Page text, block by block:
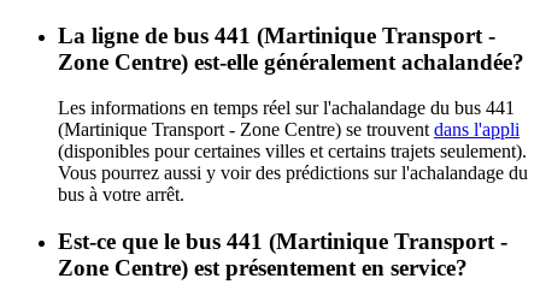
La ligne de bus 441 (Martinique Transport -
Zone Centre) est-elle généralement achalandée?
Les informations en temps réel sur l'achalandage du bus 441
(Martinique Transport - Zone Centre) se trouvent dans l'appli
(disponibles pour certaines villes et certains trajets seulement).
Vous pourrez aussi y voir des prédictions sur l'achalandage du
bus à votre arrêt.
Est-ce que le bus 441 (Martinique Transport -
Zone Centre) est présentement en service?